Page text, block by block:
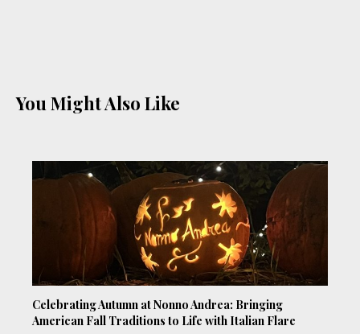
You Might Also Like
Celebrating Autumn at Nonno Andrea: Bringing
American Fall Traditions to Life with Italian Flare